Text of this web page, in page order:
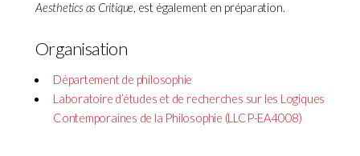
Aesthetics as Critique, est également en préparation.
Organisation
Département de philosophie
Laboratoire d’études et de recherches sur les Logiques
Contemporaines de la Philosophie (LLCP-EA4008)